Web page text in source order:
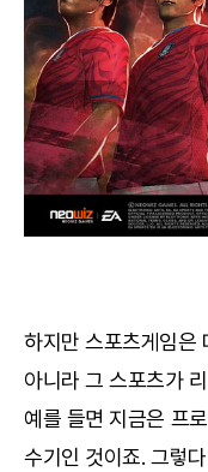
하지만 스포츠게임은
아니라 그 스포츠가
예를 들면 지금은 프
수기인 것이죠. 그렇